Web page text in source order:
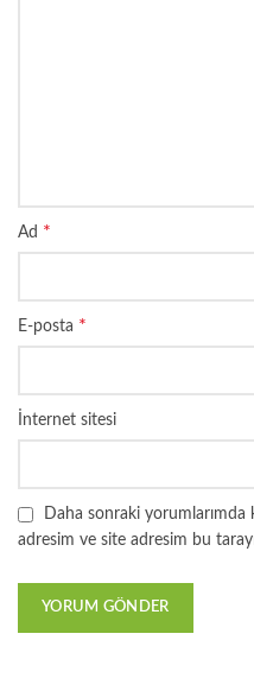
Ad *
E-posta *
İnternet sitesi
Daha sonraki yorumlarımda
adresim ve site adresim bu